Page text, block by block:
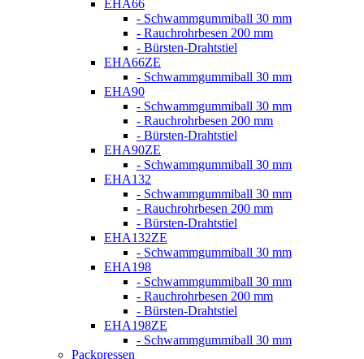
EHA66
- Schwammgummiball 30 mm
- Rauchrohrbesen 200 mm
- Bürsten-Drahtstiel
EHA66ZE
- Schwammgummiball 30 mm
EHA90
- Schwammgummiball 30 mm
- Rauchrohrbesen 200 mm
- Bürsten-Drahtstiel
EHA90ZE
- Schwammgummiball 30 mm
EHA132
- Schwammgummiball 30 mm
- Rauchrohrbesen 200 mm
- Bürsten-Drahtstiel
EHA132ZE
- Schwammgummiball 30 mm
EHA198
- Schwammgummiball 30 mm
- Rauchrohrbesen 200 mm
- Bürsten-Drahtstiel
EHA198ZE
- Schwammgummiball 30 mm
Packpressen